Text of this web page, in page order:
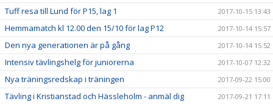
Tuff resa till Lund för P15, lag 1 2017-10-15 13:43
Hemmamatch kl 12.00 den 15/10 för lag P12 2017-10-14 15:57
Den nya generationen är på gång 2017-10-14 15:52
Intensiv tävlingshelg för juniorerna 2017-10-07 12:32
Nya träningsredskap i träningen 2017-09-22 15:00
Tävling i Kristianstad och Hässleholm - anmäl dig 2017-09-21 17:11